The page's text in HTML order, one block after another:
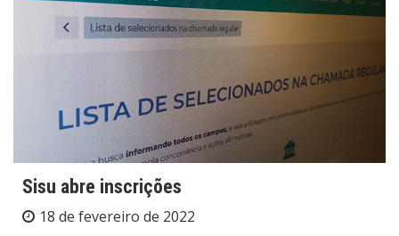
Sisu abre inscrições
18 de fevereiro de 2022